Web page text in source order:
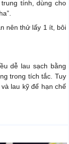
tính, dùng cho
nên thử lấy 1 ít, bôi
dễ lau sạch bằng
trong tích tắc. Tuy
lau kỹ để hạn chế